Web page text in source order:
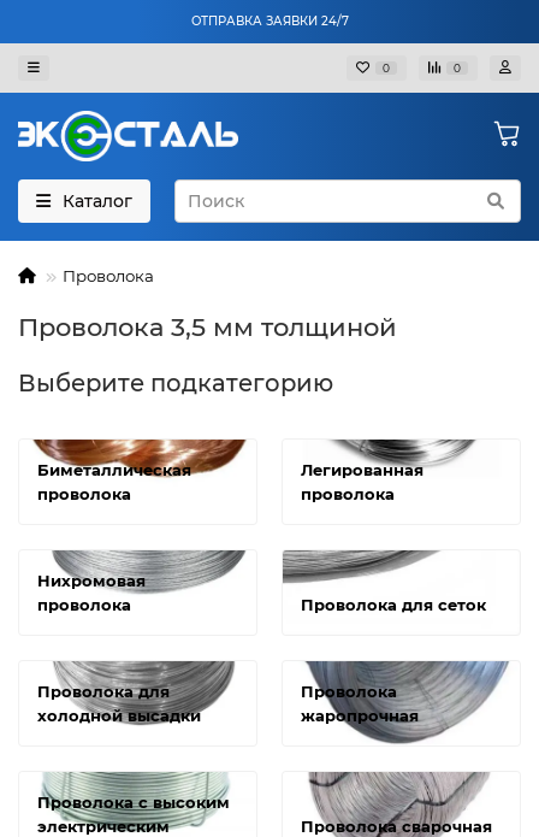
ОТПРАВКА ЗАЯВКИ 24/7
0 0
Каталог
Проволока
Проволока 3,5 мм толщиной
Выберите подкатегорию
Биметаллическая
проволока
Легированная
проволока
Нихромовая
проволока
Проволока для сеток
Проволока для
холодной высадки
Проволока
жаропрочная
Проволока с высоким
электрическим
Проволока сварочная